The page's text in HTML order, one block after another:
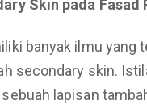
Skin pada
banyak ilmu
secondary skin.
lapisan